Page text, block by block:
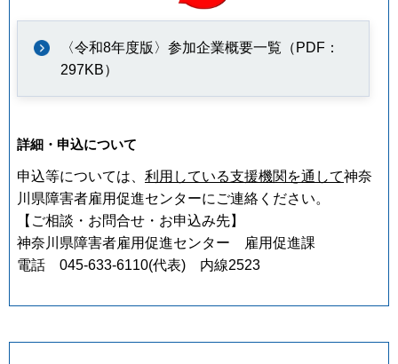
〈令和8年度版〉参加企業概要一覧（PDF：
297KB）
詳細・申込について
申込等については、 利用している支援機関を通して神奈
川県障害者雇用促進センターにご連絡ください。
【ご相談・お問合せ・お申込み先】
神奈川県障害者雇用促進センター 雇用促進課
電話 045-633-6110(代表) 内線2523